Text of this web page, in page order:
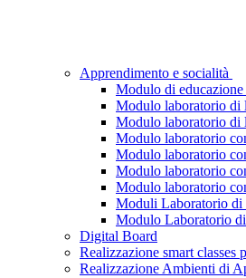
Apprendimento e socialità
Modulo di
Modulo laboratorio di
Modulo laboratorio di
Modulo laboratorio
Modulo laboratorio
Modulo laboratorio
Modulo laboratorio
Moduli Laboratorio di
Modulo Laboratorio
Digital Board
Realizzazione smart classes
Realizzazione Ambienti di